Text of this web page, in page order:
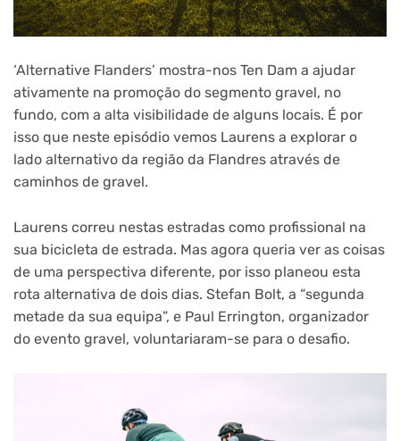
‘Alternative Flanders’ mostra-nos Ten Dam a ajudar
ativamente na promoção do segmento gravel, no
fundo, com a alta visibilidade de alguns locais. É por
isso que neste episódio vemos Laurens a explorar o
lado alternativo da região da Flandres através de
caminhos de gravel.
Laurens correu nestas estradas como profissional na
sua bicicleta de estrada. Mas agora queria ver as coisas
de uma perspectiva diferente, por isso planeou esta
rota alternativa de dois dias. Stefan Bolt, a “segunda
metade da sua equipa”, e Paul Errington, organizador
do evento gravel, voluntariaram-se para o desafio.